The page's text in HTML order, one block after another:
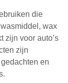
die
wax
zijn voor auto’s
zijn
en